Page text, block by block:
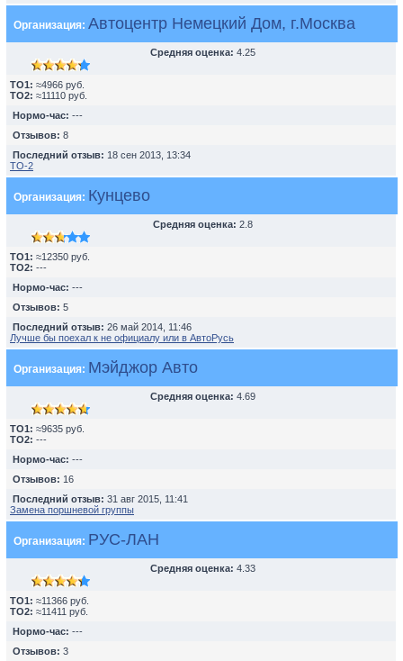
Организация: Автоцентр Немецкий Дом, г.Москва
Средняя оценка: 4.25
TO1: ≈4966 руб.
TO2: ≈11110 руб.
Нормо-час: ---
Отзывов: 8
Последний отзыв: 18 сен 2013, 13:34
TO-2
Организация: Кунцево
Средняя оценка: 2.8
TO1: ≈12350 руб.
TO2: ---
Нормо-час: ---
Отзывов: 5
Последний отзыв: 26 май 2014, 11:46
Лучше бы поехал к не официалу или в АвтоРусь
Организация: Мэйджор Авто
Средняя оценка: 4.69
TO1: ≈9635 руб.
TO2: ---
Нормо-час: ---
Отзывов: 16
Последний отзыв: 31 авг 2015, 11:41
Замена поршневой группы
Организация: РУС-ЛАН
Средняя оценка: 4.33
TO1: ≈11366 руб.
TO2: ≈11411 руб.
Нормо-час: ---
Отзывов: 3